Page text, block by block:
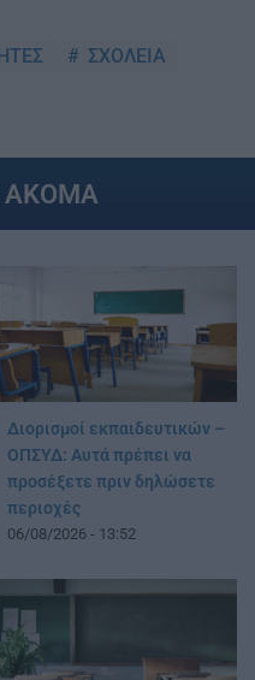
ΣΧΟΛΕΙΑ
ΑΚΟΜΑ
Διορισμοί εκπαιδευτικών –
ΟΠΣΥΔ: Αυτά πρέπει να
προσέξετε πριν δηλώσετε
περιοχές
06/08/2026 - 13:52